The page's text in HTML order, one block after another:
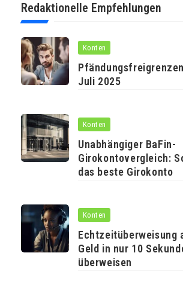
Redaktionelle Empfehlungen
Konten
Juli 2025
Konten
Unabhängiger BaFin-
Girokontovergleich:
das beste Girokonto
Konten
Echtzeitüberweisung
Geld in nur 10
überweisen